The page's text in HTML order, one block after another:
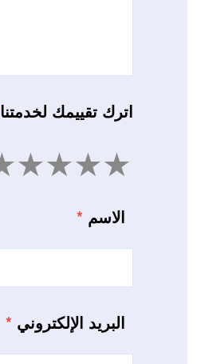
اترك تقييمك لخدمتنا
4 3 2 1
الاسم *
البريد الإلكتروني *